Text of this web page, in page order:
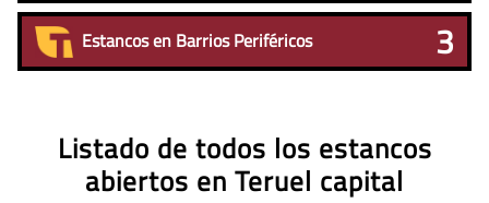
Estancos en Barrios Periféricos 3
Listado de todos los estancos
abiertos en Teruel capital